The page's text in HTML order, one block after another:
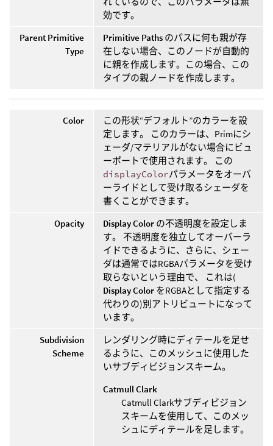
効です。
Parent Primitive
Type
Primitive Paths のパスに何も親が存
在しない場合、このノードが自動的
に親を作成します。この場合、この
タイプの親ノードを作成します。
Color
この形状“デフォルト”のカラーを設
定します。 このカラーは、Primにシ
ェーダ/マテリアルがない場合にビュ
ーポートで使用されます。 この
displayColorパラメータをオーバ
ーライドとして受け取るシェーダを
書くことができます。
Opacity
Display Color の不透明度を設定しま
す。 不透明度を独立してオーバーラ
イドできるように、さらに、シェー
ダは通常ではRGBAパラメータを受け
取らないという理由で、 これは(
Display Color をRGBAとして指定する
代わりの)別アトリビュートになって
います。
Subdivision
Scheme
レンダリング時にディテールを足せ
るように、このメッシュに使用した
いサブディビジョンスキーム。
Catmull Clark
Catmull Clarkサブディビジョン
スキームを使用して、このメッ
シュにディテールを足します。